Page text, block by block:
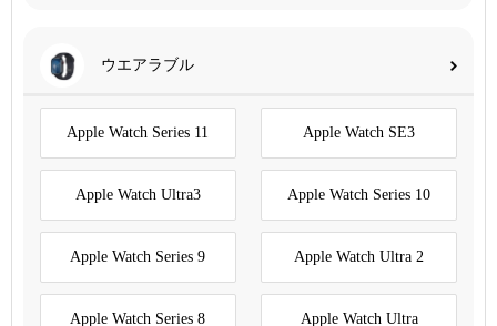
ウエアラブル
Apple Watch Series 11 Apple Watch SE3
Apple Watch Ultra3 Apple Watch Series 10
Apple Watch Series 9 Apple Watch Ultra 2
Apple Watch Series 8 Apple Watch Ultra